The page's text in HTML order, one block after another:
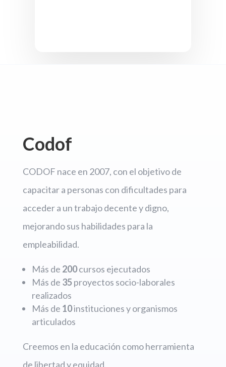
Codof
CODOF nace en 2007, con el objetivo de
capacitar a personas con dificultades para
acceder a un trabajo decente y digno,
mejorando sus habilidades para la
empleabilidad.
Más de 200cursos ejecutados
Más de 35proyectos socio-laborales
realizados
Más de 10instituciones y organismos
articulados
Creemos en la educación como herramienta
de libertad y equidad.